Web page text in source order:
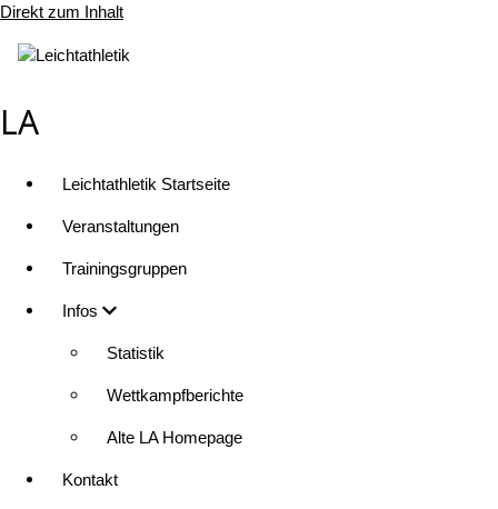
Direkt zum Inhalt
LA
Leichtathletik Startseite
Veranstaltungen
Trainingsgruppen
Infos
Statistik
Wettkampfberichte
Alte LA Homepage
Kontakt